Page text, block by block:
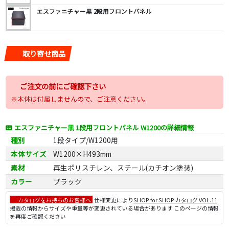
エスファニチャー黒 2段用フロントパネル
取り寄せ商品
ご注文の前にご確認下さい
※本体は付属しませんので、ご注意ください。
エスファニチャー黒 1段用フロントパネル W1200の詳細情報
種別
1段タイプ/W1200用
本体サイズ
W1200×H493mm
素材
再生ポリスチレン、スチール(カチオン塗装)
カラー
ブラック
カタログをお持ちのお客様へ 仕様変更によりSHOP for SHOP カタログ VOL.11
掲載の情報からサイズや重量等が変更されている場合があります このページの情報
を再度ご確認ください